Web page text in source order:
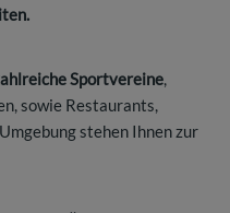
Sportvereine,
sowie Restaurants,
stehen Ihnen zur